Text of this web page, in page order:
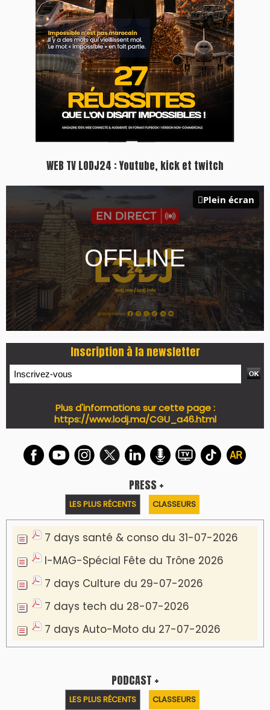
WEB TV LODJ24 : Youtube, kick et twitch
Plein écran
Inscription à la newsletter
Plus d'informations sur cette page :
https://www.lodj.ma/CGU_a46.html
PRESS +
LES PLUS RÉCENTS CLASSEURS
7 days santé & conso du 31-07-2026
I-MAG-Spécial Fête du Trône 2026
7 days Culture du 29-07-2026
7 days tech du 28-07-2026
7 days Auto-Moto du 27-07-2026
PODCAST +
LES PLUS RÉCENTS CLASSEURS